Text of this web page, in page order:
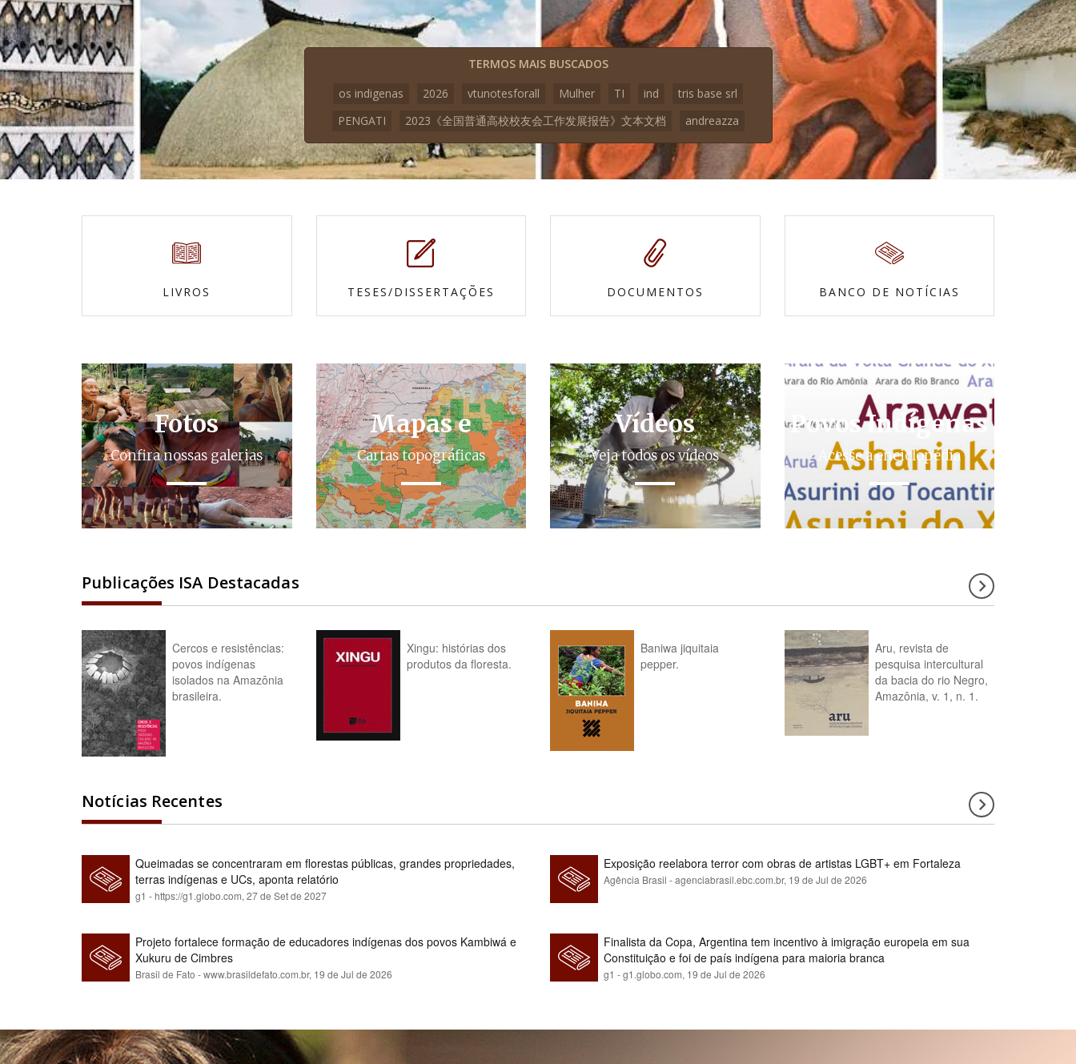
TERMOS MAIS BUSCADOS
os indigenas
2026 vtunotesforall Mulher TI ind
tris base srl
PENGATI
2023《全国普通高校校友会工作发展报告》文本文档 andreazza
LIVROS TESES/DISSERTAÇÕES DOCUMENTOS BANCO DE NOTÍCIAS
Fotos
Confira nossas galerias
Mapas e
Cartas topográficas
Vídeos
Veja todos os vídeos
Povos Indígenas
Acesse a enciclopédia
Publicações ISA Destacadas
Cercos e resistências:
povos indígenas
isolados na Amazônia
brasileira.
Xingu: histórias dos
produtos da floresta.
Baniwa jiquitaia
pepper.
Aru, revista de
pesquisa intercultural
da bacia do rio Negro,
Amazônia, v. 1, n. 1.
Notícias Recentes
Queimadas se concentraram em florestas públicas, grandes propriedades,
terras indígenas e UCs, aponta relatório
g1 - https://g1.globo.com, 27 de Set de 2027
Exposição reelabora terror com obras de artistas LGBT+ em Fortaleza
Agência Brasil - agenciabrasil.ebc.com.br, 19 de Jul de 2026
Projeto fortalece formação de educadores indígenas dos povos Kambiwá e
Xukuru de Cimbres
Brasil de Fato - www.brasildefato.com.br, 19 de Jul de 2026
Finalista da Copa, Argentina tem incentivo à imigração europeia em sua
Constituição e foi de país indígena para maioria branca
g1 - g1.globo.com, 19 de Jul de 2026